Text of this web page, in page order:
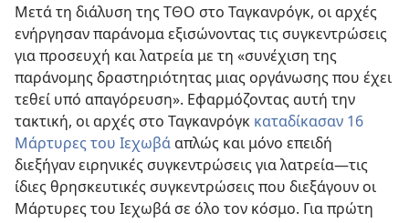
Μετά τη διάλυση της ΤΘΟ στο Ταγκανρόγκ, οι αρχές
ενήργησαν παράνομα εξισώνοντας τις συγκεντρώσεις
για προσευχή και λατρεία με τη «συνέχιση της
παράνομης δραστηριότητας μιας οργάνωσης που έχει
τεθεί υπό απαγόρευση». Εφαρμόζοντας αυτή την
τακτική, οι αρχές στο Ταγκανρόγκ καταδίκασαν 16
Μάρτυρες του Ιεχωβάαπλώς και μόνο επειδή
διεξήγαν ειρηνικές συγκεντρώσεις για λατρεία—τις
ίδιες θρησκευτικές συγκεντρώσεις που διεξάγουν οι
Μάρτυρες του Ιεχωβά σε όλο τον κόσμο. Για πρώτη